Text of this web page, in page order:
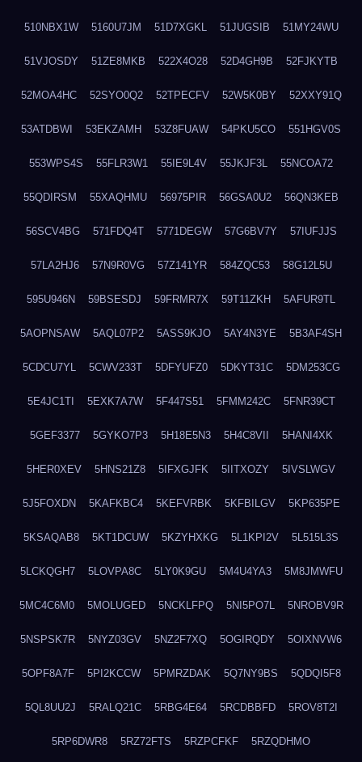
510NBX1W 5160U7JM 51D7XGKL 51JUGSIB 51MY24WU
51VJOSDY 51ZE8MKB 522X4O28 52D4GH9B 52FJKYTB
52MOA4HC 52SYO0Q2 52TPECFV 52W5K0BY 52XXY91Q
53ATDBWI 53EKZAMH 53Z8FUAW 54PKU5CO 551HGV0S
553WPS4S 55FLR3W1 55IE9L4V 55JKJF3L 55NCOA72
55QDIRSM 55XAQHMU 56975PIR 56GSA0U2 56QN3KEB
56SCV4BG 571FDQ4T 5771DEGW 57G6BV7Y 57IUFJJS
57LA2HJ6 57N9R0VG 57Z141YR 584ZQC53 58G12L5U
595U946N 59BSESDJ 59FRMR7X 59T11ZKH 5AFUR9TL
5AOPNSAW 5AQL07P2 5ASS9KJO 5AY4N3YE 5B3AF4SH
5CDCU7YL 5CWV233T 5DFYUFZ0 5DKYT31C 5DM253CG
5E4JC1TI 5EXK7A7W 5F447S51 5FMM242C 5FNR39CT
5GEF3377 5GYKO7P3 5H18E5N3 5H4C8VII 5HANI4XK
5HER0XEV 5HNS21Z8 5IFXGJFK 5IITXOZY 5IVSLWGV
5J5FOXDN 5KAFKBC4 5KEFVRBK 5KFBILGV 5KP635PE
5KSAQAB8 5KT1DCUW 5KZYHXKG 5L1KPI2V 5L515L3S
5LCKQGH7 5LOVPA8C 5LY0K9GU 5M4U4YA3 5M8JMWFU
5MC4C6M0 5MOLUGED 5NCKLFPQ 5NI5PO7L 5NROBV9R
5NSPSK7R 5NYZ03GV 5NZ2F7XQ 5OGIRQDY 5OIXNVW6
5OPF8A7F 5PI2KCCW 5PMRZDAK 5Q7NY9BS 5QDQI5F8
5QL8UU2J 5RALQ21C 5RBG4E64 5RCDBBFD 5ROV8T2I
5RP6DWR8 5RZ72FTS 5RZPCFKF 5RZQDHMO